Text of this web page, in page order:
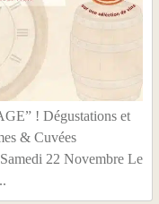
! Dégustations et
& Cuvées
22 Novembre Le